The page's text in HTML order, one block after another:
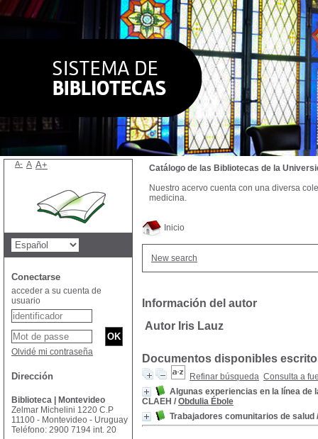
Inicio
New search
Información del autor
Autor Iris Lauz
Documentos disponibles
Refinar búsqueda Consulta a
Algunas experiencias en la línea de
CLAEH / Obdulia Ébole
Trabajadores comunitarios de salud
Catálogo de las Bibliotecas de la
Nuestro acervo cuenta con una diversa
medicina.
A- A A+
Conectarse
acceder a su cuenta de
usuario
Olvidé mi contraseña
Dirección
Biblioteca | Montevideo
Zelmar Michelini 1220 C.P
11100 - Montevideo - Uruguay
Teléfono: 2900 7194 int. 20